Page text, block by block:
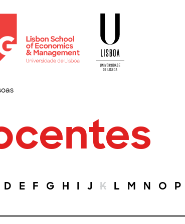
D E F G H I J K L M N O P